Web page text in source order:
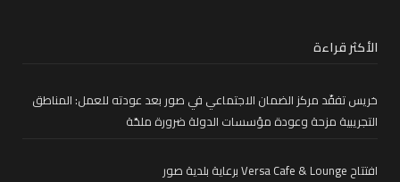
الأكثر قراءة
خريس تفقّد مركز الضمان الاجتماعي في صور بعد عودته للعمل: المناطق
التجريبية مزحة وعودة مؤسسات الدولة ضرورة ملحّة
افتتاح Versa Cafe & Lounge برعاية بلدية صور